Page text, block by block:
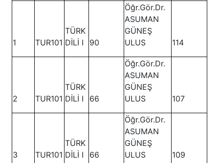
1 TUR101
TÜRK
DİLİ I
90
Öğr.Gör.Dr.
ASUMAN
GÜNEŞ
ULUS
114
2 TUR101
TÜRK
DİLİ I
66
Öğr.Gör.Dr.
ASUMAN
GÜNEŞ
ULUS
107
3 TUR101
TÜRK
DİLİ I
66
Öğr.Gör.Dr.
ASUMAN
GÜNEŞ
ULUS
109